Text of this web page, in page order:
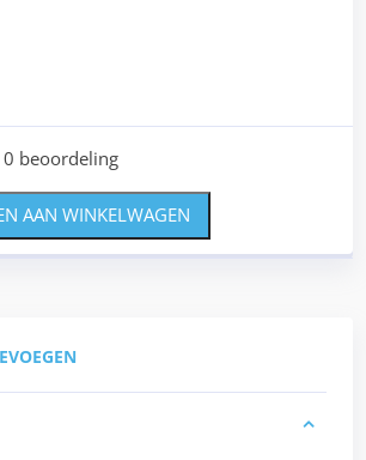
0 beoordeling
AAN WINKELWAGEN